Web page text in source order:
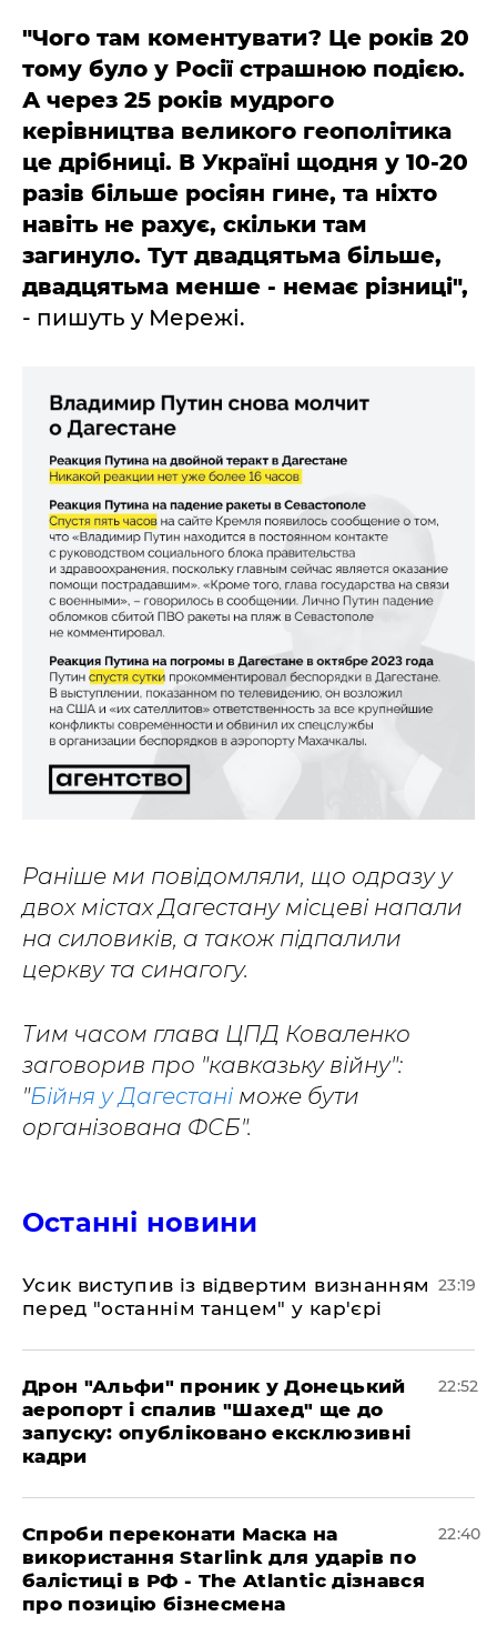
"Чого там коментувати? Це років 20
тому було у Росії страшною подією.
А через 25 років мудрого
керівництва великого геополітика
це дрібниці. В Україні щодня у 10-20
разів більше росіян гине, та ніхто
навіть не рахує, скільки там
загинуло. Тут двадцятьма більше,
двадцятьма менше - немає різниці",
- пишуть у Мережі.
Раніше ми повідомляли, що одразу у
двох містах Дагестану місцеві напали
на силовиків, а також підпалили
церкву та синагогу.
Тим часом глава ЦПД Коваленко
заговорив про "кавказьку війну":
"Бійня у Дагестані може бути
організована ФСБ".
Останні новини
​Усик виступив із відвертим визнанням
перед "останнім танцем" у кар'єрі
23:19
​Дрон "Альфи" проник у Донецький
аеропорт і спалив "Шахед" ще до
запуску: опубліковано ексклюзивні
кадри
22:52
​Спроби переконати Маска на
використання Starlink для ударів по
балістиці в РФ - The Atlantic дізнався
про позицію бізнесмена
22:40